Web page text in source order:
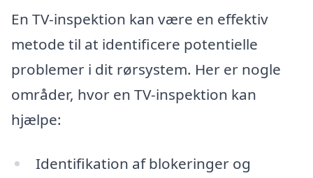
En TV-inspektion kan være en effektiv
metode til at identificere potentielle
problemer i dit rørsystem. Her er nogle
områder, hvor en TV-inspektion kan
hjælpe:
Identifikation af blokeringer og